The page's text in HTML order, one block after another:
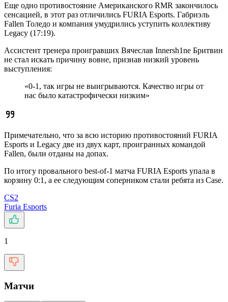
Еще одно противостояние Американского RMR закончилось
сенсацией, в этот раз отличились FURIA Esports. Габриэль
Fallen Толедо и компания умудрились уступить коллективу
Legacy (17:19).
Ассистент тренера проигравших Вячеслав Innersh1ne Бритвин
не стал искать причину вовне, признав низкий уровень
выступления:
«0-1, так игры не выигрываются. Качество игры от
нас было катастрофически низким»
Примечательно, что за всю историю противостояний FURIA
Esports и Legacy две из двух карт, проигранных командой
Fallen, были отданы на допах.
По итогу провального best-of-1 матча FURIA Esports упала в
корзину 0:1, а ее следующим соперником стали ребята из Case.
CS2
Furia Esports
1
Матчи